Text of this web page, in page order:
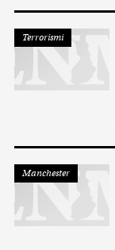
Terrorismi
Manchester